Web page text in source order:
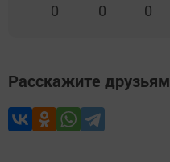
0 0 0
Расскажите друзьям